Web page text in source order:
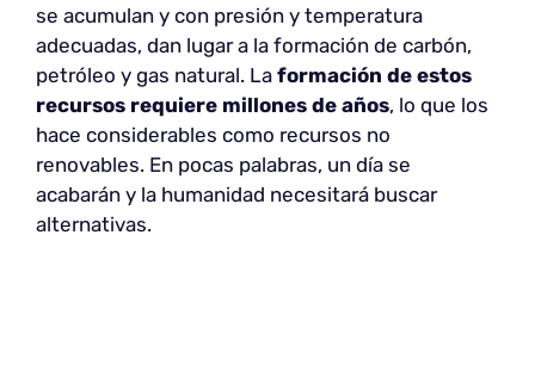
se acumulan y con presión y temperatura
adecuadas, dan lugar a la formación de carbón,
petróleo y gas natural. La formación de estos
recursos requiere millones de años, lo que los
hace considerables como recursos no
renovables. En pocas palabras, un día se
acabarán y la humanidad necesitará buscar
alternativas.